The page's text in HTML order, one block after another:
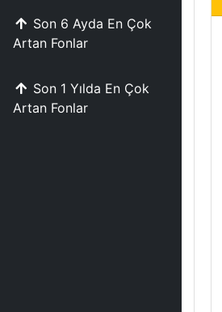
Son 6 Ayda En Çok
Artan Fonlar
Son 1 Yılda En Çok
Artan Fonlar